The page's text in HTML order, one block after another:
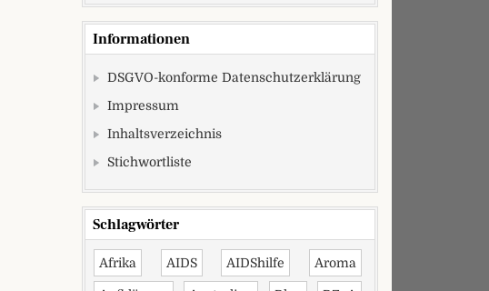
Informationen
DSGVO-konforme Datenschutzerklärung
Impressum
Inhaltsverzeichnis
Stichwortliste
Schlagwörter
Afrika AIDS AIDShilfe Aroma